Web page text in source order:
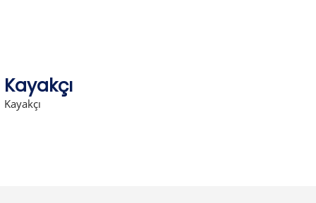
Kayakçı
Kayakçı